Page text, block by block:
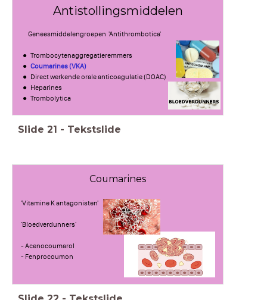
Antistollingsmiddelen
Geneesmiddelengroepen 'Antithrombotica'
Trombocytenaggregatieremmers
Coumarines (VKA)
Direct werkende orale anticoagulatie (DOAC)
Heparines
Trombolytica
Slide 21 - Tekstslide
Coumarines
'Vitamine K antagonisten'
'Bloedverdunners'
- Acenocoumarol
- Fenprocoumon